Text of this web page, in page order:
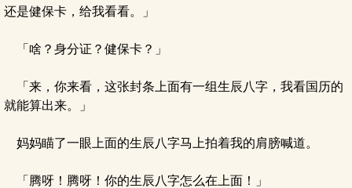
还是健保卡，给我看看。」
「啥？身分证？健保卡？」
「来，你来看，这张封条上面有一组生辰八字，我看国历的
就能算出来。」
妈妈瞄了一眼上面的生辰八字马上拍着我的肩膀喊道。
「腾呀！腾呀！你的生辰八字怎么在上面！」